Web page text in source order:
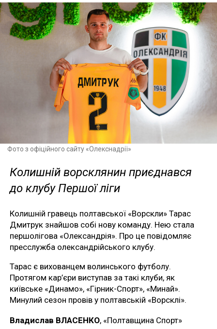
Фото з офіційного сайту «Олекснадрії»
Колишній ворсклянин приєднався
до клубу Першої ліги
Колишній гравець полтавської «Ворскли» Тарас
Дмитрук знайшов собі нову команду. Нею стала
першолігова «Олександрія». Про це повідомляє
пресслужба олександрійського клубу.
Тарас є вихованцем волинського футболу.
Протягом кар’єри виступав за такі клуби, як
київське «Динамо», «Гірник-Спорт», «Минай».
Минулий сезон провів у полтавській «Ворсклі».
Владислав ВЛАСЕНКО, «Полтавщина Спорт»